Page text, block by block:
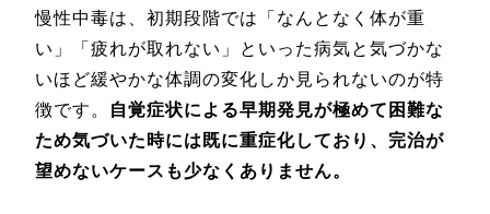
慢性中毒は、初期段階では「なんとなく体が重
い」「疲れが取れない」といった病気と気づかな
いほど緩やかな体調の変化しか見られないのが特
徴です。
自覚症状による早期発見が極めて困難な
ため気づいた時には既に重症化しており、完治が
望めないケースも少なくありません。